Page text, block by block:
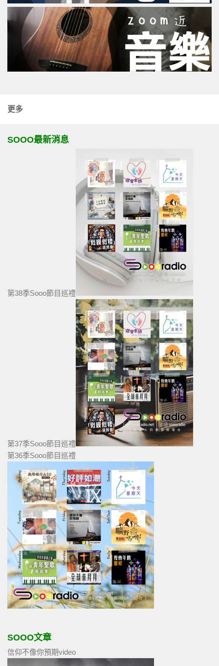
更多
SOOO最新消息
第38季Sooo節目巡禮
第37季Sooo節目巡禮
第36季Sooo節目巡禮
SOOO文章
信仰不像你預期video